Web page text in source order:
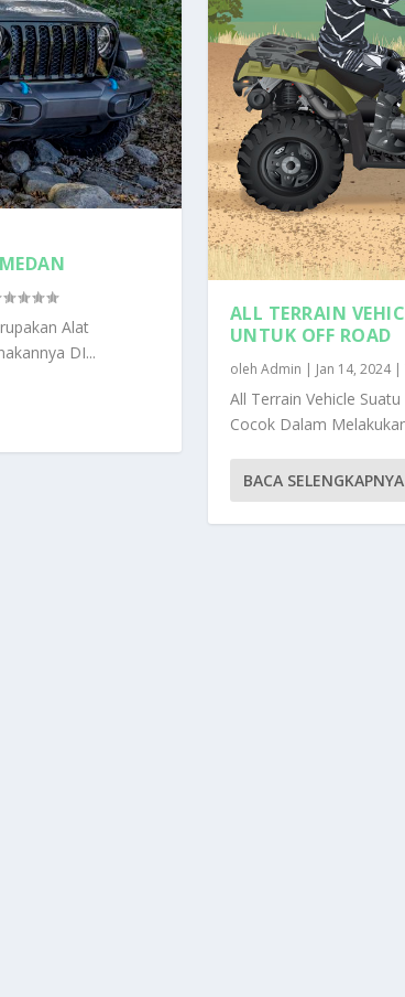
RANCANGAN UNTUK OFF ROAD
Alat
DI...
ALL TERRAIN
UNTUK OFF ROAD
oleh Admin | Jan 14, 2024|
All Terrain Vehicle
Cocok Dalam
BACA SELENGKAPNYA